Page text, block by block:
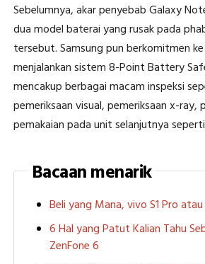
Sebelumnya, akar penyebab Galaxy
dua model baterai yang rusak pada
tersebut. Samsung pun berkomitmen
menjalankan sistem 8-Point Battery
mencakup berbagai macam inspeksi
pemeriksaan visual, pemeriksaan x-ray,
pemakaian pada unit selanjutnya
Bacaan menarik
Beli yang Mana, vivo S1 Pro
6 Hal yang Patut Kalian Tahu
ZenFone 6